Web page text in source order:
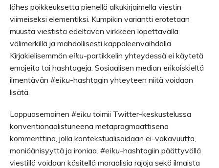
lähes poikkeuksetta pienellä alkukirjaimella viestin
viimeiseksi elementiksi. Kumpikin variantti erotetaan
muusta viestistä edeltävän virkkeen lopettavalla
välimerkillä ja mahdollisesti kappaleenvaihdolla.
Kirjakielisemmän eiku-partikkelin yhteydessä ei käytetä
emojeita tai hashtageja. Sosiaalisen median erikoiskieltä
ilmentävän #eiku-hashtagin yhteyteen niitä voidaan
lisätä.
Loppuasemainen #eiku toimii Twitter-keskustelussa
konventionaalistuneena metapragmaattisena
kommenttina, jolla kontekstualisoidaan ei-vakavuutta,
moniäänisyyttä ja ironiaa. #eiku-hashtagiin päättyvällä
viestillä voidaan käsitellä moraalisia rajoja sekä ilmaista